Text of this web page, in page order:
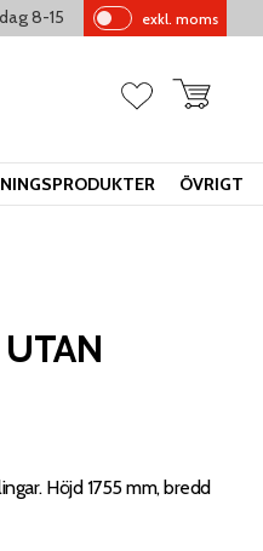
8-15
Pr
s
exkl. moms
FavoriterKundvagn
ÖVRIGT
Höjd 1755 mm, bredd